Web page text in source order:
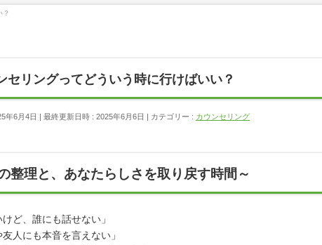
セリングってどういう時に行けばいい？
年6月4日 最終更新日時 : 2025年6月6日 カテゴリー : カウンセリング
整理と、あなたらしさを取り戻す時間～
けど、誰にも話せない」
友人にも本音を言えない」